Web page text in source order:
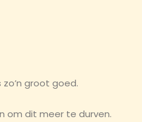
groot goed.
om dit meer te durven.